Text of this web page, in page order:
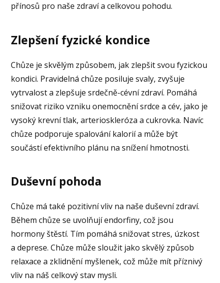
přínosů pro naše zdraví a celkovou pohodu.
Zlepšení fyzické kondice
Chůze je skvělým způsobem, jak zlepšit svou fyzickou
kondici. Pravidelná chůze posiluje svaly, zvyšuje
vytrvalost a zlepšuje srdečně-cévní zdraví. Pomáhá
snižovat riziko vzniku onemocnění srdce a cév, jako je
vysoký krevní tlak, arterioskleróza a cukrovka. Navíc
chůze podporuje spalování kalorií a může být
součástí efektivního plánu na snížení hmotnosti.
Duševní pohoda
Chůze má také pozitivní vliv na naše duševní zdraví.
Během chůze se uvolňují endorfiny, což jsou
hormony štěstí. Tím pomáhá snižovat stres, úzkost
a deprese. Chůze může sloužit jako skvělý způsob
relaxace a zklidnění myšlenek, což může mít příznivý
vliv na náš celkový stav mysli.